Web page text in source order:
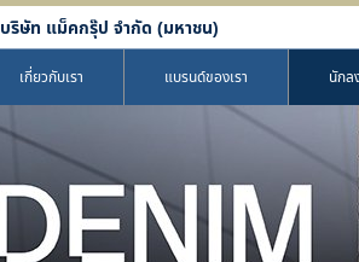
บริษัท แม็คกรุ๊ป จำกัด (มหาชน)
เกี่ยวกับเรา แบรนด์ของเรา นักล